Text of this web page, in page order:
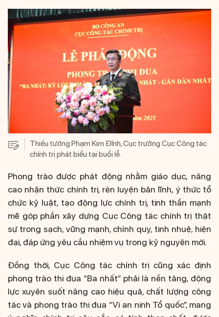
Thiếu tướng Phạm Kim Đĩnh, Cục trưởng Cục Công tác
chính trị phát biểu tại buổi lễ.
Phong trào được phát động nhằm giáo dục, nâng
cao nhận thức chính trị, rèn luyện bản lĩnh, ý thức tổ
chức kỷ luật, tạo động lực chính trị, tinh thần mạnh
mẽ góp phần xây dựng Cục Công tác chính trị thật
sự trong sạch, vững mạnh, chính quy, tinh nhuệ, hiện
đại, đáp ứng yêu cầu nhiệm vụ trong kỷ nguyên mới.
Đồng thời, Cục Công tác chính trị cũng xác định
phong trào thi đua “Ba nhất” phải là nền tảng, động
lực xuyên suốt nâng cao hiệu quả, chất lượng công
tác và phong trào thi đua “Vì an ninh Tổ quốc”, mang